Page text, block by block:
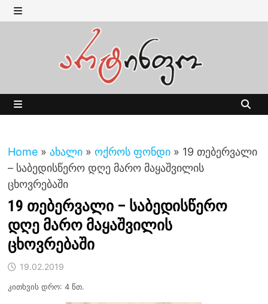
Skip
to MENU
Home » ახალი » ოქროს ფონდი » 19 თებერვალი
– საბედისწერო დღე მარო მაყაშვილის
ცხოვრებაში
19 თებერვალი – საბედისწერო
დღე მარო მაყაშვილის
ცხოვრებაში
19.02.2019
კითხვის დრო: 4 წთ.